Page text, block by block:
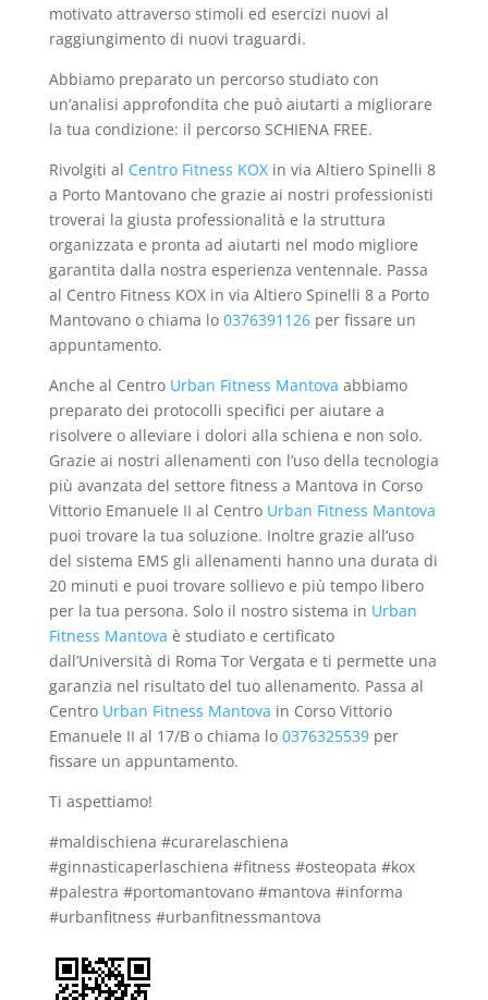
motivato attraverso stimoli ed esercizi nuovi al
raggiungimento di nuovi traguardi.
Abbiamo preparato un percorso studiato con
un’analisi approfondita che può aiutarti a migliorare
la tua condizione: il percorso SCHIENA FREE.
Rivolgiti al Centro Fitness KOXin via Altiero Spinelli 8
a Porto Mantovano che grazie ai nostri professionisti
troverai la giusta professionalità e la struttura
organizzata e pronta ad aiutarti nel modo migliore
garantita dalla nostra esperienza ventennale. Passa
al Centro Fitness KOX in via Altiero Spinelli 8 a Porto
Mantovano o chiama lo 0376391126 per fissare un
appuntamento.
Anche al Centro Urban Fitness Mantova abbiamo
preparato dei protocolli specifici per aiutare a
risolvere o alleviare i dolori alla schiena e non solo.
Grazie ai nostri allenamenti con l’uso della tecnologia
più avanzata del settore fitness a Mantova in Corso
Vittorio Emanuele II al Centro Urban Fitness Mantova
puoi trovare la tua soluzione. Inoltre grazie all’uso
del sistema EMS gli allenamenti hanno una durata di
20 minuti e puoi trovare sollievo e più tempo libero
per la tua persona. Solo il nostro sistema in Urban
Fitness Mantova è studiato e certificato
dall’Università di Roma Tor Vergata e ti permette una
garanzia nel risultato del tuo allenamento. Passa al
Centro Urban Fitness Mantova in Corso Vittorio
Emanuele II al 17/B o chiama lo 0376325539per
fissare un appuntamento.
Ti aspettiamo!
#maldischiena #curarelaschiena
#ginnasticaperlaschiena #fitness #osteopata #kox
#palestra #portomantovano #mantova #informa
#urbanfitness #urbanfitnessmantova